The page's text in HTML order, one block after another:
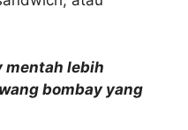
mentah lebih
bombay yang